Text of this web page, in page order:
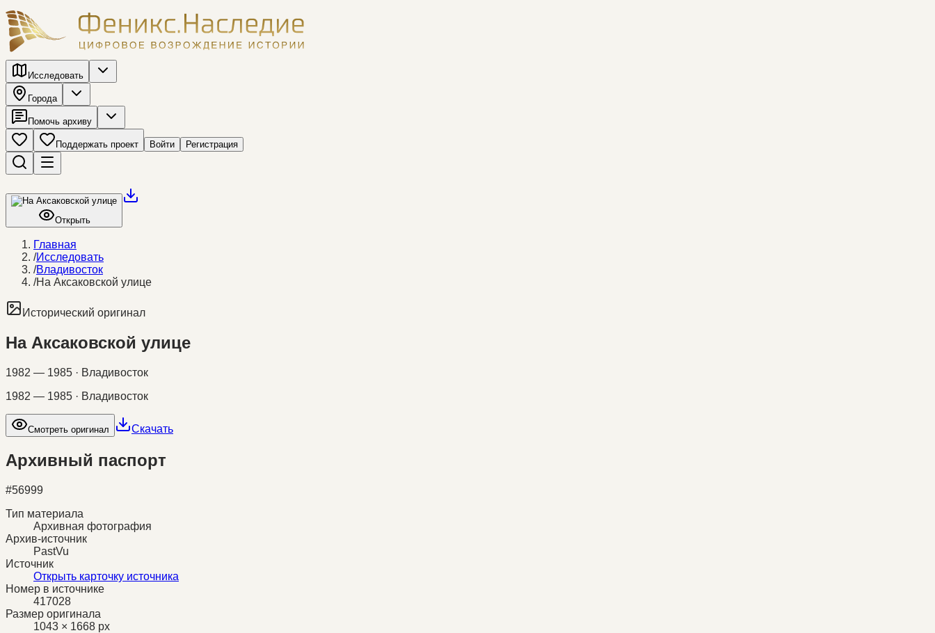
Исследовать
Города
Помочь архиву
Поддержать проект Войти Регистрация
Открыть
Главная
/Исследовать
/Владивосток
/На Аксаковской улице
Исторический оригинал
На Аксаковской улице
1982 — 1985 · Владивосток
1982 — 1985 · Владивосток
Смотреть оригинал Скачать
Архивный паспорт
#56999
Тип материала
Архивная фотография
Архив-источник
PastVu
Источник
Открыть карточку источника
Номер в источнике
417028
Размер оригинала
1043 × 1668 px